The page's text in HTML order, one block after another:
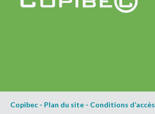
Copibec - Plan du site - Conditions d’accès